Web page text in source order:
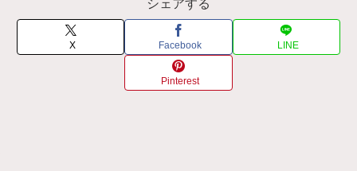
シェアする
X Facebook LINE
Pinterest